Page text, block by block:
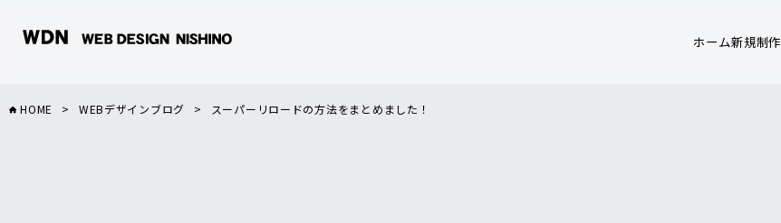
ホーム新規制作
HOME > WEBデザインブログ > スーパーリロードの方法をまとめました！